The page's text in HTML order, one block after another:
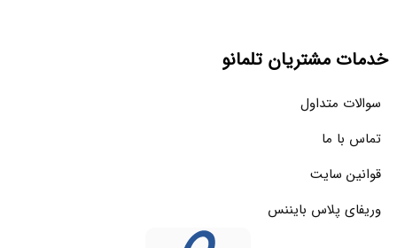
خدمات مشتریان تلمانو
سوالات متداول
تماس با ما
قوانین سایت
وریفای پلاس بایننس